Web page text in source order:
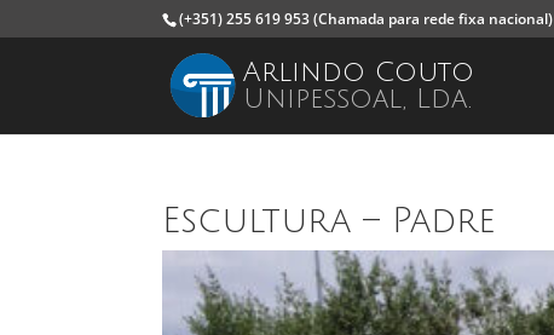
(+351) 255 619 953(Chamada para rede fixa nacional)
Arlindo Couto
Unipessoal, Lda.
Escultura – Padre